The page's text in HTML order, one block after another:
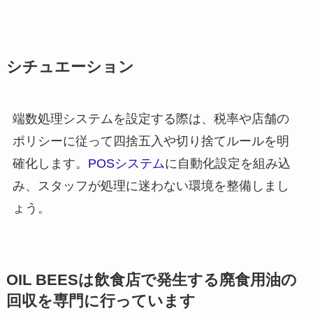
シチュエーション
端数処理システムを設定する際は、税率や店舗の
ポリシーに従って四捨五入や切り捨てルールを明
確化します。 POSシステムに自動化設定を組み込
み、スタッフが処理に迷わない環境を整備しまし
ょう。
OIL BEESは飲食店で発生する廃食用油の
回収を専門に行っています